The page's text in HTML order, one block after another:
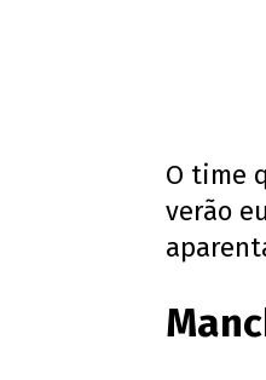
O time
verão